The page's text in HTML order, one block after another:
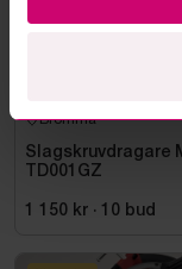
Bromma
Slagskruvdragare
TD001GZ
1 150 kr · 10 bud